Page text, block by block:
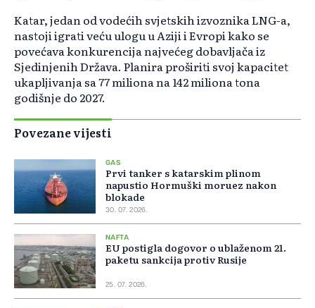
Katar, jedan od vodećih svjetskih izvoznika LNG-a,
nastoji igrati veću ulogu u Aziji i Evropi kako se
povećava konkurencija najvećeg dobavljača iz
Sjedinjenih Država. Planira proširiti svoj kapacitet
ukapljivanja sa 77 miliona na 142 miliona tona
godišnje do 2027.
Povezane vijesti
GAS
Prvi tanker s katarskim plinom
napustio Hormuški moruez nakon
blokade
30. 07. 2026.
NAFTA
EU postigla dogovor o ublaženom 21.
paketu sankcija protiv Rusije
25. 07. 2026.